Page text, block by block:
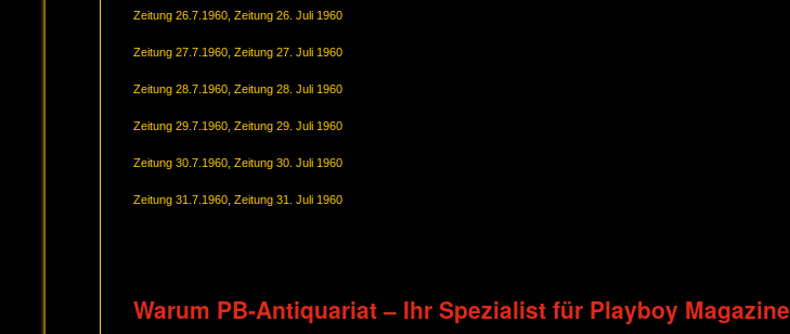
Zeitung 26.7.1960, Zeitung 26. Juli 1960
Zeitung 27.7.1960, Zeitung 27. Juli 1960
Zeitung 28.7.1960, Zeitung 28. Juli 1960
Zeitung 29.7.1960, Zeitung 29. Juli 1960
Zeitung 30.7.1960, Zeitung 30. Juli 1960
Zeitung 31.7.1960, Zeitung 31. Juli 1960
Warum PB-Antiquariat – Ihr Spezialist für Playboy Magazine